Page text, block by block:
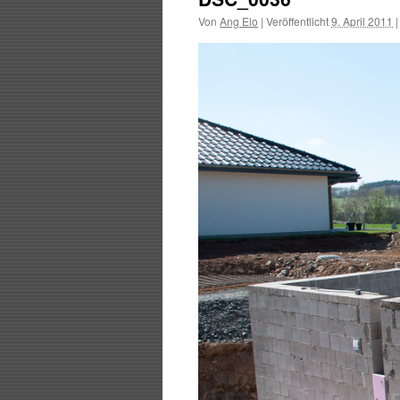
Von Ang Elo | Veröffentlicht9. April 2011 |